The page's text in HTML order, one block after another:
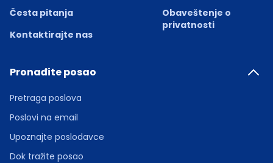
Česta pitanja
Kontaktirajte nas
Obaveštenje o
privatnosti
Pronađite posao
Pretraga poslova
Poslovi na email
Upoznajte poslodavce
Dok tražite posao